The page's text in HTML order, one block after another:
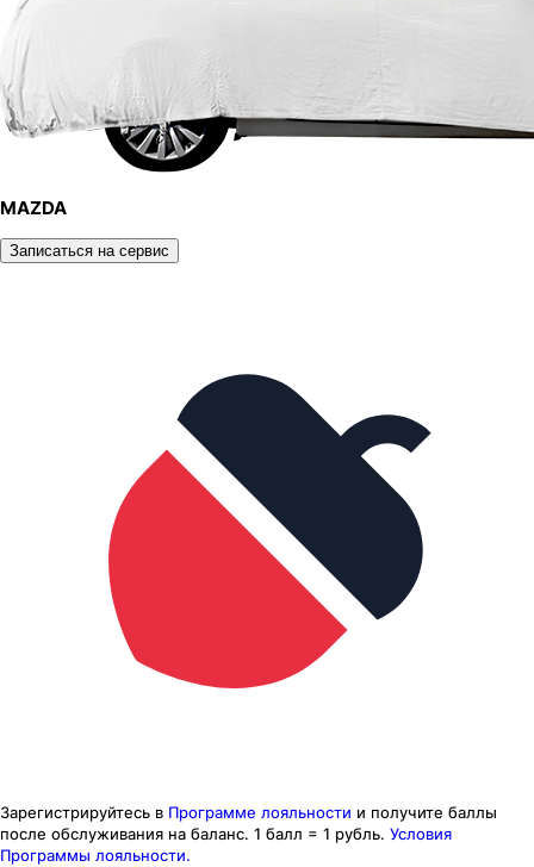
MAZDA
Записаться на сервис
Зарегистрируйтесь в Программе лояльности и получите баллы
после обслуживания на баланс. 1 балл = 1 рубль. Условия
Программы лояльности.